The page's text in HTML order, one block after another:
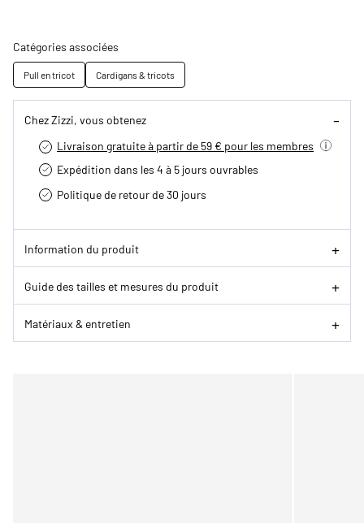
Catégories associées
Pull en tricot Cardigans & tricots
Chez Zizzi, vous obtenez
Livraison gratuite à partir de 59 € pour les membres
Expédition dans les 4 à 5 jours ouvrables
Politique de retour de 30 jours
Information du produit
Guide des tailles et mesures du produit
Matériaux & entretien